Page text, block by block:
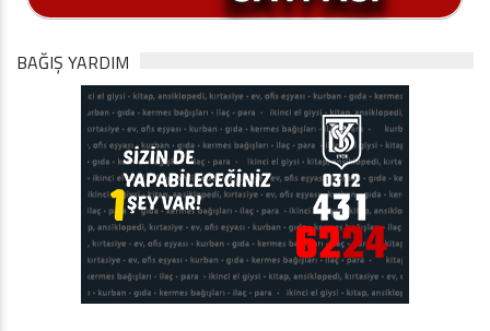
BAĞIŞ YARDIM